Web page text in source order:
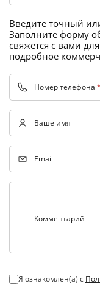
Введите точный
Заполните форму
свяжется с вами
подробное
Номер телефона *
Ваше имя
Email
Комментарий
Я ознакомлен(а) с